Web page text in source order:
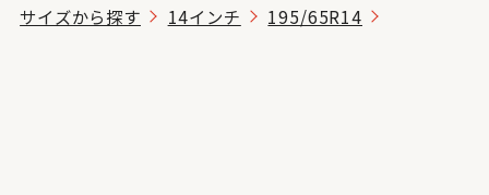
サイズから探す 14インチ 195/65R14